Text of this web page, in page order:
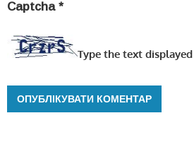
Captcha *
Type the text displayed